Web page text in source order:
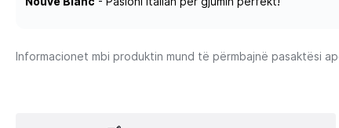
Informacionet mbi produktin mund të përmbajnë pasaktësi